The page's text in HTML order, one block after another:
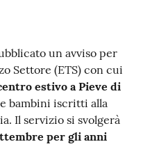
un avviso per
Settore (ETS) con cui
estivo a Pieve di
bambini iscritti alla
Il servizio si svolgerà
per gli anni